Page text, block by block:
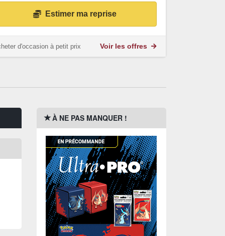
Estimer ma reprise
d'occasion à petit prix Voir les offres
À NE PAS MANQUER !